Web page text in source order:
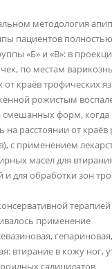
методология
пациентов
«Б» и «В»: в
по местам
от краёв трофических
рожистым
смешанных форм, когда
на расстоянии от краёв
с применением
масел для
и для обработки зон
терапией
применение
втирание в кожу ног,
салицилатов